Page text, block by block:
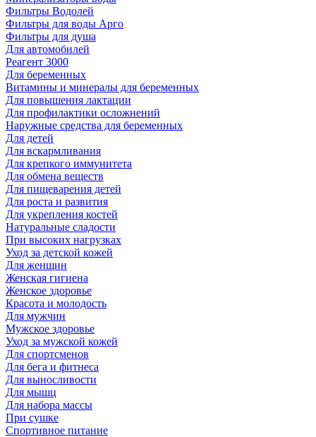
Фильтры Водолей
Фильтры для воды Арго
Фильтры для душа
Для автомобилей
Реагент 3000
Для беременных
Витамины и минералы для беременных
Для повышения лактации
Для профилактики осложнений
Наружные средства для беременных
Для детей
Для вскармливания
Для крепкого иммунитета
Для обмена веществ
Для пищеварения детей
Для роста и развития
Для укрепления костей
Натуральные сладости
При высоких нагрузках
Уход за детской кожей
Для женщин
Женская гигиена
Женское здоровье
Красота и молодость
Для мужчин
Мужское здоровье
Уход за мужской кожей
Для спортсменов
Для бега и фитнеса
Для выносливости
Для мышц
Для набора массы
При сушке
Спортивное питание